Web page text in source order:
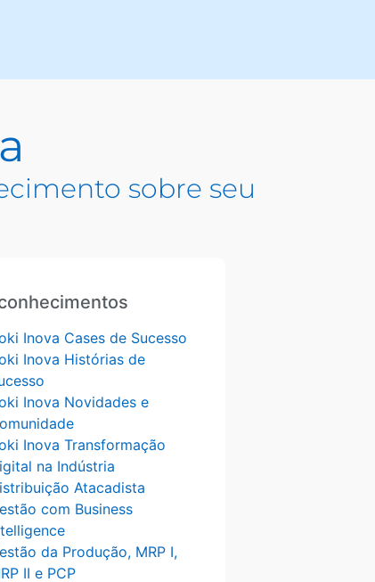
sobre seu
Inova Cases de Sucesso
Inova Histórias de
Inova Novidades e
Inova Transformação
na Indústria
Atacadista
com Business
da Produção, MRP I,
II e PCP